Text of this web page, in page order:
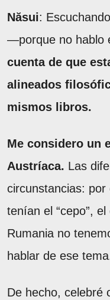
Năsui:
—porque no hablo
cuenta de que
alineados
mismos libros.
Me considero un
Austríaca. Las
circunstancias: por
tenían el “cepo”,
Rumania no
hablar de ese
De hecho, celebré